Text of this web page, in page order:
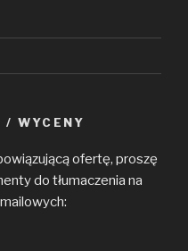
/ WYCENY
ofertę, proszę
do tłumaczenia na